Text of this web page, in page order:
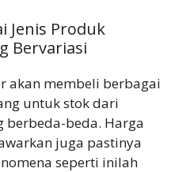
Jenis Produk
Bervariasi
akan membeli berbagai
untuk stok dari
berbeda-beda. Harga
juga pastinya
seperti inilah